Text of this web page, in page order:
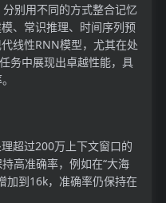
别用不同的方式整合记忆
、常识推理、时间序列预
线性RNN模型，尤其在处
务中展现出卓越性能，具
超过200万上下文窗口的
高准确率，例如在“大海
加到16k，准确率仍保持在